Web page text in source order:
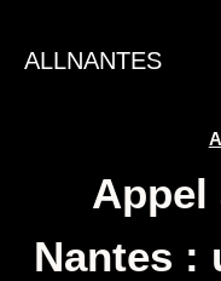
contenu
ALLNANTES
Appel
Nantes :